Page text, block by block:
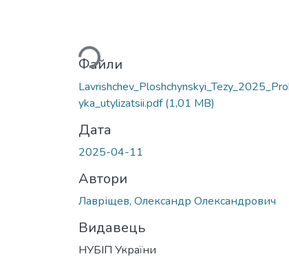
Вантажиться...
Файли
yka_utylizatsii.pdf(1,01 MB)
Дата
2025-04-11
Автори
Лавріщев, Олександр Олександрович
Видавець
НУБІП України